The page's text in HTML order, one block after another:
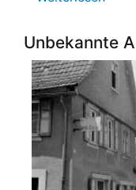
zum
Unbekannte